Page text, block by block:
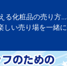
化粧品の売り方...
い売り場を一緒に